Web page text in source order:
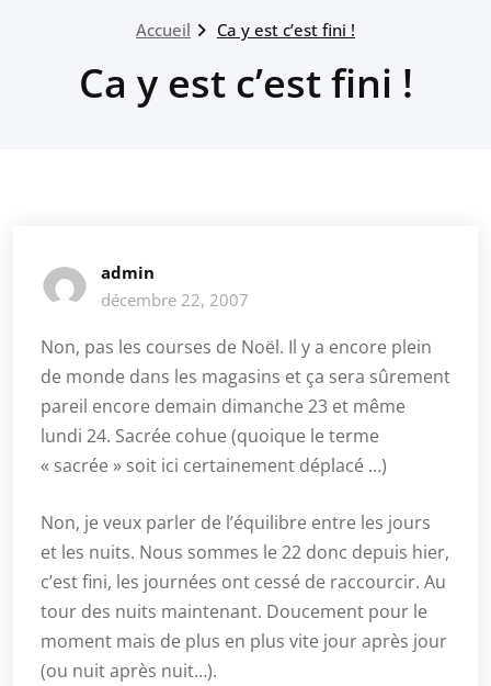
Accueil Ca y est c’est fini !
Ca y est c’est fini !
admin
décembre 22, 2007
Non, pas les courses de Noël. Il y a encore plein
de monde dans les magasins et ça sera sûrement
pareil encore demain dimanche 23 et même
lundi 24. Sacrée cohue (quoique le terme
« sacrée » soit ici certainement déplacé …)
Non, je veux parler de l’équilibre entre les jours
et les nuits. Nous sommes le 22 donc depuis hier,
c’est fini, les journées ont cessé de raccourcir. Au
tour des nuits maintenant. Doucement pour le
moment mais de plus en plus vite jour après jour
(ou nuit après nuit…).